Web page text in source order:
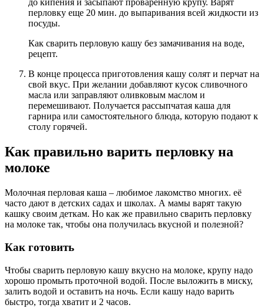
до кипения и засыпают проваренную крупу. Варят
перловку еще 20 мин. до выпаривания всей жидкости из
посуды.
Как сварить перловую кашу без замачивания на воде,
рецепт.
В конце процесса приготовления кашу солят и перчат на
свой вкус. При желании добавляют кусок сливочного
масла или заправляют оливковым маслом и
перемешивают. Получается рассыпчатая каша для
гарнира или самостоятельного блюда, которую подают к
столу горячей.
Как правильно варить перловку на
молоке
Молочная перловая каша – любимое лакомство многих. её
часто дают в детских садах и школах. А мамы варят такую
кашку своим деткам. Но как же правильно сварить перловку
на молоке так, чтобы она получилась вкусной и полезной?
Как готовить
Чтобы сварить перловую кашу вкусно на молоке, крупу надо
хорошо промыть проточной водой. После выложить в миску,
залить водой и оставить на ночь. Если кашу надо варить
быстро, тогда хватит и 2 часов.